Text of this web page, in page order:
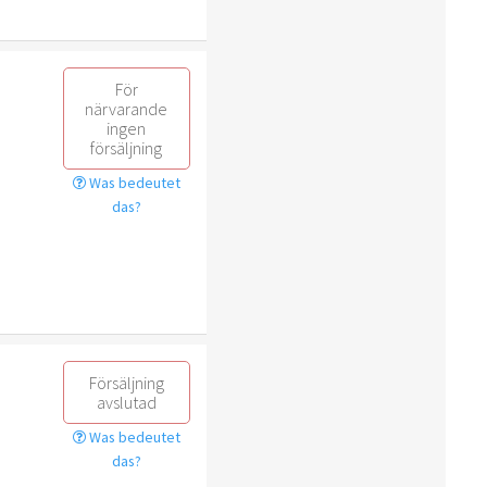
För
närvarande
ingen
försäljning
Was bedeutet
das?
Försäljning
avslutad
Was bedeutet
das?